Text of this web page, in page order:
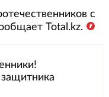
с
Total.kz.